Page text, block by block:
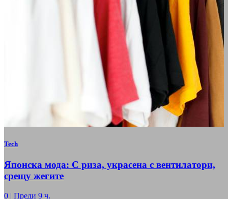
Tech
Японска мода: С риза, украсена с вентилатори,
срещу жегите
0 | Преди 9 ч.